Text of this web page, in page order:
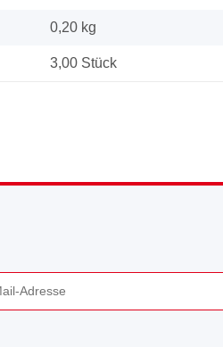
0,20 kg
3,00 Stück